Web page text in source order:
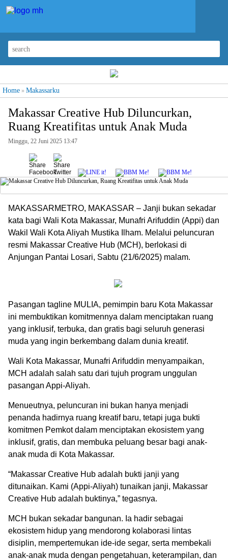
Home » Makassarku
Makassar Creative Hub Diluncurkan,
Ruang Kreatifitas untuk Anak Muda
Minggu, 22 Juni 2025 13:47
MAKASSARMETRO, MAKASSAR – Janji bukan sekadar
kata bagi Wali Kota Makassar, Munafri Arifuddin (Appi) dan
Wakil Wali Kota Aliyah Mustika Ilham. Melalui peluncuran
resmi Makassar Creative Hub (MCH), berlokasi di
Anjungan Pantai Losari, Sabtu (21/6/2025) malam.
Pasangan tagline MULIA, pemimpin baru Kota Makassar
ini membuktikan komitmennya dalam menciptakan ruang
yang inklusif, terbuka, dan gratis bagi seluruh generasi
muda yang ingin berkembang dalam dunia kreatif.
Wali Kota Makassar, Munafri Arifuddin menyampaikan,
MCH adalah salah satu dari tujuh program unggulan
pasangan Appi-Aliyah.
Menueutnya, peluncuran ini bukan hanya menjadi
penanda hadirnya ruang kreatif baru, tetapi juga bukti
komitmen Pemkot dalam menciptakan ekosistem yang
inklusif, gratis, dan membuka peluang besar bagi anak-
anak muda di Kota Makassar.
“Makassar Creative Hub adalah bukti janji yang
ditunaikan. Kami (Appi-Aliyah) tunaikan janji, Makassar
Creative Hub adalah buktinya,” tegasnya.
MCH bukan sekadar bangunan. Ia hadir sebagai
ekosistem hidup yang mendorong kolaborasi lintas
disiplin, mempertemukan ide-ide segar, serta membekali
anak-anak muda dengan pengetahuan, keterampilan, dan